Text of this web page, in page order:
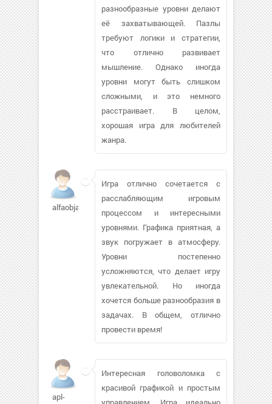
разнообразные уровни делают
её захватывающей. Пазлы
требуют логики и стратегии,
что отлично развивает
мышление. Однако иногда
уровни могут быть слишком
сложными, и это немного
расстраивает. В целом,
хорошая игра для любителей
жанра.
alfaobjava
Игра отлично сочетается с
расслабляющим игровым
процессом и интересными
уровнями. Графика приятная, а
звук погружает в атмосферу.
Уровни постепенно
усложняются, что делает игру
увлекательной. Но иногда
хочется больше разнообразия в
задачах. В общем, отлично
провести время!
apl-
Интересная головоломка с
красивой графикой и простым